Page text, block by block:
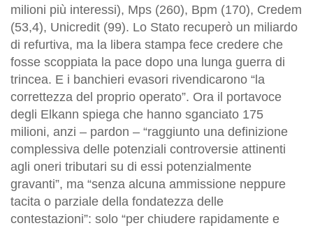
milioni più interessi), Mps (260), Bpm (170), Credem
(53,4), Unicredit (99). Lo Stato recuperò un miliardo
di refurtiva, ma la libera stampa fece credere che
fosse scoppiata la pace dopo una lunga guerra di
trincea. E i banchieri evasori rivendicarono “la
correttezza del proprio operato”. Ora il portavoce
degli Elkann spiega che hanno sganciato 175
milioni, anzi – pardon – “raggiunto una definizione
complessiva delle potenziali controversie attinenti
agli oneri tributari su di essi potenzialmente
gravanti”, ma “senza alcuna ammissione neppure
tacita o parziale della fondatezza delle
contestazioni”: solo “per chiudere rapidamente e